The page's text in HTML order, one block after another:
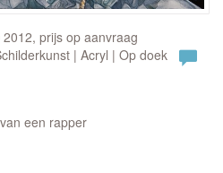
prijs op aanvraag
| Acryl | Op doek
een rapper